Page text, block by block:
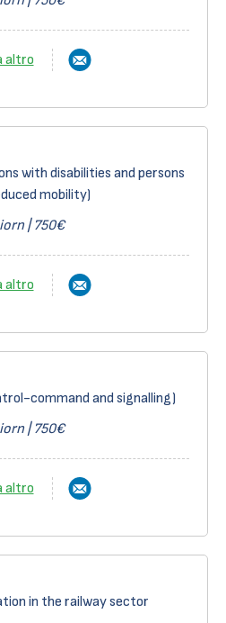
altro
with disabilities and persons
mobility)
| 750€
altro
command and signalling)
| 750€
altro
in the railway sector